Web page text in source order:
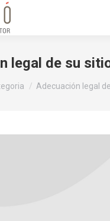
legal de su
Adecuación legal